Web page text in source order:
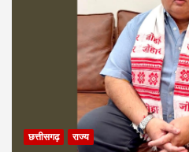
छत्तीसगढ़ राज्य